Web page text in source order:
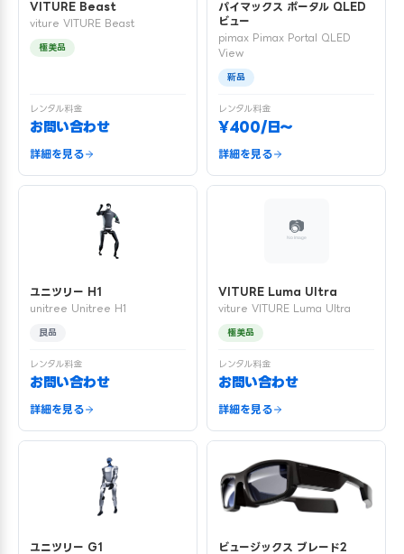
VITURE Beast
viture VITURE Beast
極美品
レンタル料金
お問い合わせ
詳細を見る
パイマックス ポータル QLED
ビュー
pimax Pimax Portal QLED
View
新品
レンタル料金
¥400/日〜
詳細を見る
ユニツリー H1
unitree Unitree H1
良品
レンタル料金
お問い合わせ
詳細を見る
VITURE Luma Ultra
viture VITURE Luma Ultra
極美品
レンタル料金
お問い合わせ
詳細を見る
ユニツリー G1 ビュージックス ブレード2